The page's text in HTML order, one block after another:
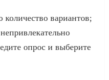
количество вариантов;
опрос и выберите